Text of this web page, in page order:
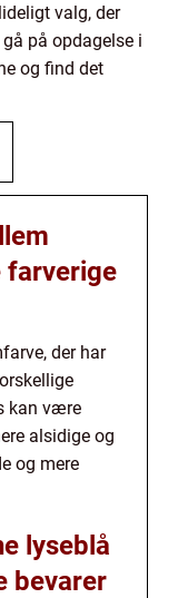
valg, der
på opdagelse i
og find det
farverige
der har
kan være
alsidige og
og mere
lyseblå
bevarer